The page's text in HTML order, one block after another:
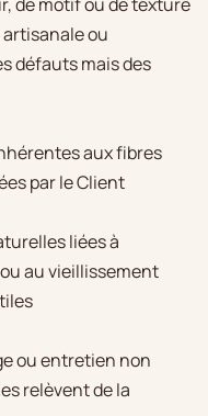
ou
défauts mais des
aux fibres
par le Client
liées à
au vieillissement
ou entretien non
relèvent de la